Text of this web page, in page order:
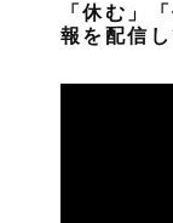
「休む」
報を配信し